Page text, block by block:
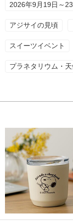
2026年9月19日～
アジサイの見頃
スイーツイベント
プラネタリウム・天